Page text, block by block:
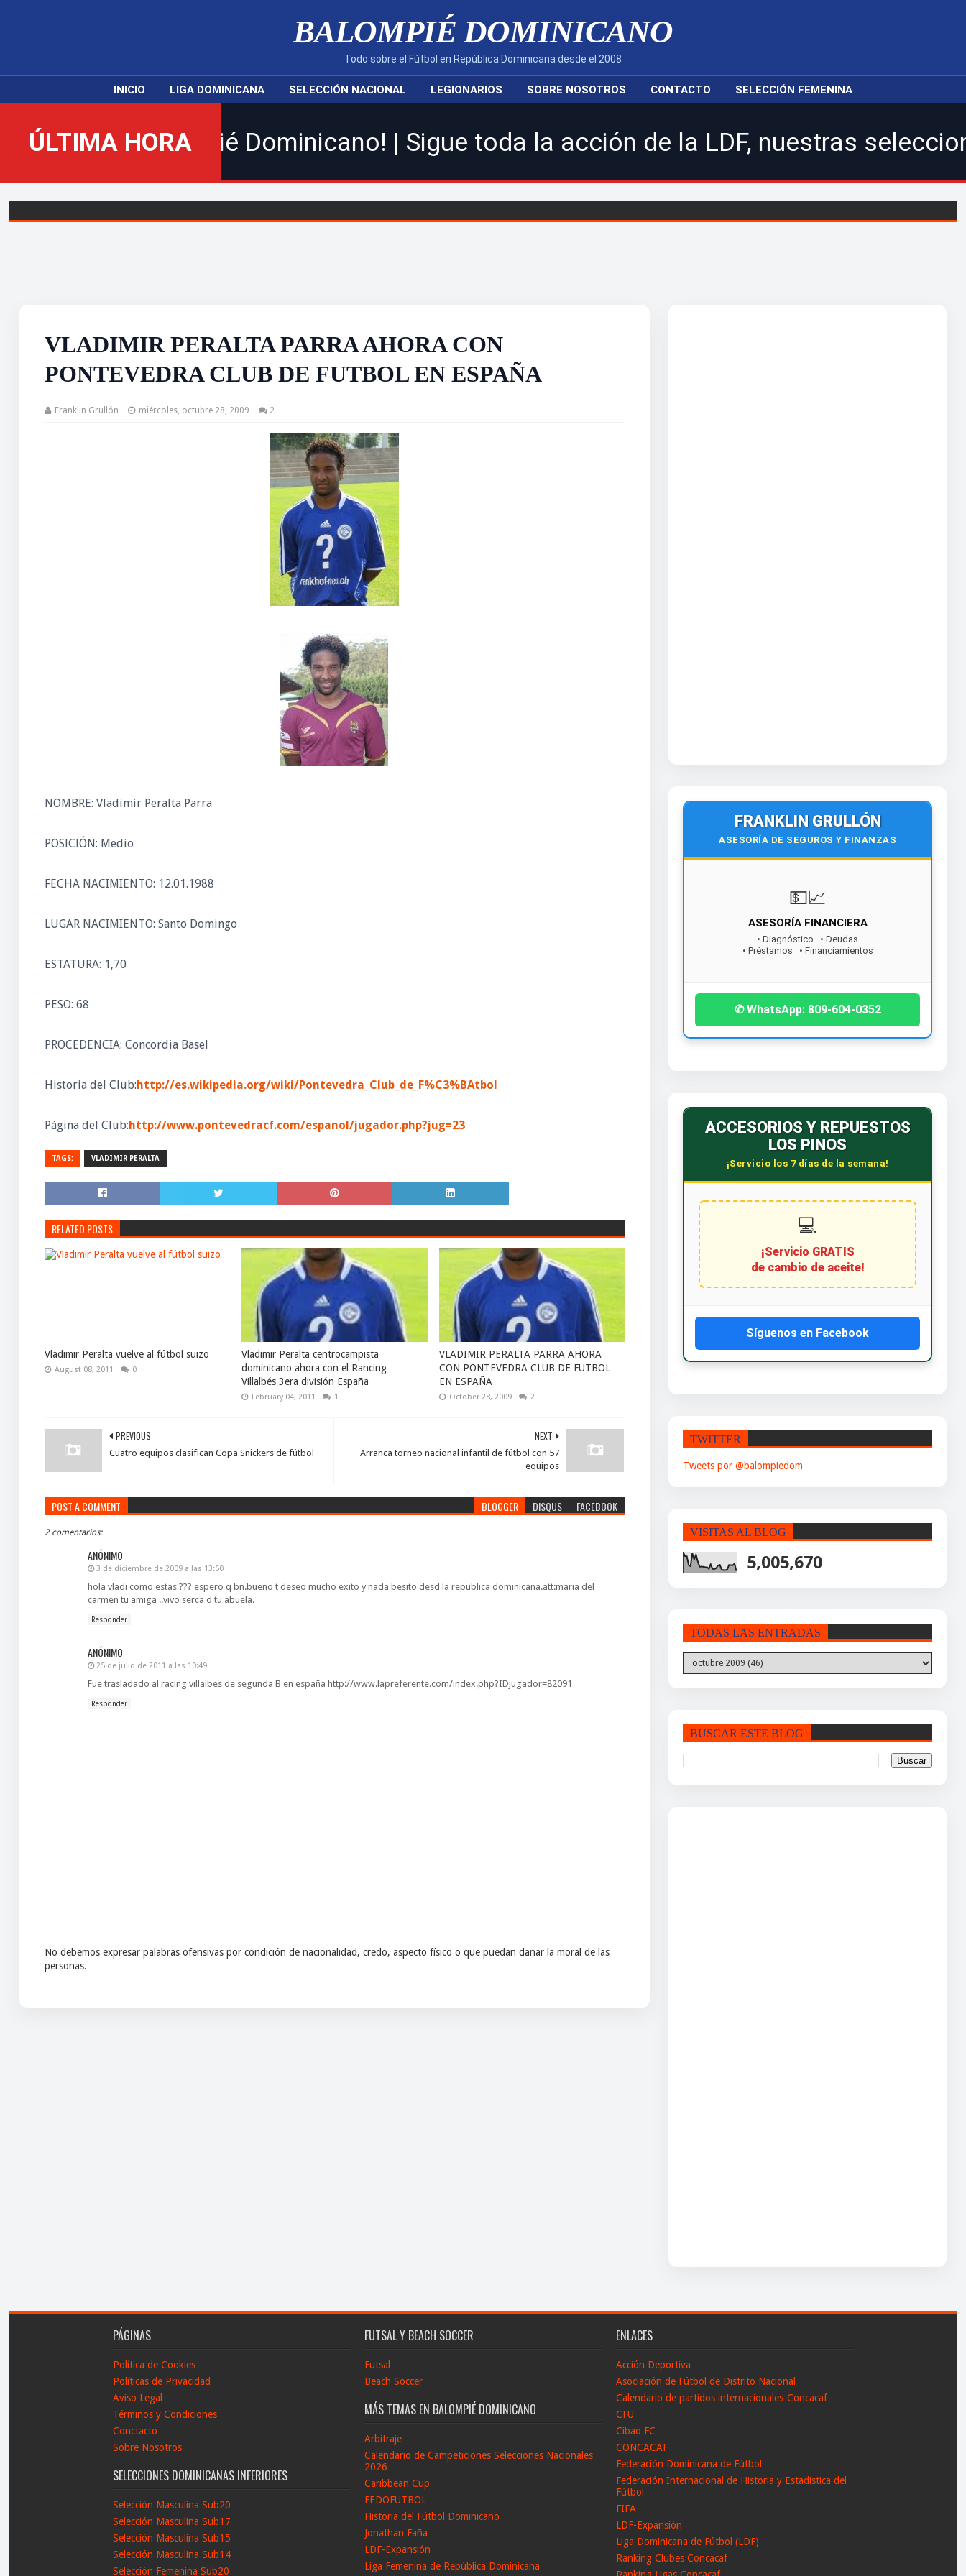
BALOMPIÉ DOMINICANO
Todo sobre el Fútbol en República Dominicana desde el 2008
INICIO LIGA DOMINICANA SELECCIÓN NACIONAL LEGIONARIOS SOBRE NOSOTROS CONTACTO SELECCIÓN FEMENINA
ÚLTIMA HORA
Balompié Dominicano! | Sigue toda la acción de la LDF, nuestras selecciones
VLADIMIR PERALTA PARRA AHORA CON
PONTEVEDRA CLUB DE FUTBOL EN ESPAÑA
Franklin Grullón miércoles, octubre 28, 2009 2
NOMBRE: Vladimir Peralta Parra
POSICIÓN: Medio
FECHA NACIMIENTO: 12.01.1988
LUGAR NACIMIENTO: Santo Domingo
ESTATURA: 1,70
PESO: 68
PROCEDENCIA: Concordia Basel
Historia del Club:http://es.wikipedia.org/wiki/Pontevedra_Club_de_F%C3%BAtbol
Página del Club:http://www.pontevedracf.com/espanol/jugador.php?jug=23
TAGS: VLADIMIR PERALTA
RELATED POSTS
Vladimir Peralta vuelve al fútbol suizo
August 08, 2011 0
Vladimir Peralta centrocampista
dominicano ahora con el Rancing
Villalbés 3era división España
February 04, 2011 1
VLADIMIR PERALTA PARRA AHORA
CON PONTEVEDRA CLUB DE FUTBOL
EN ESPAÑA
October 28, 2009 2
NEXT
Arranca torneo nacional infantil de fútbol con 57
equipos
PREVIOUS
Cuatro equipos clasifican Copa Snickers de fútbol
POST A COMMENT BLOGGER DISQUS FACEBOOK
2 comentarios:
ANÓNIMO
3 de diciembre de 2009 a las 13:50
hola vladi como estas ??? espero q bn.bueno t deseo mucho exito y nada besito desd la republica dominicana.att:maria del
carmen tu amiga ..vivo serca d tu abuela.
Responder
ANÓNIMO
25 de julio de 2011 a las 10:49
Fue trasladado al racing villalbes de segunda B en españa http://www.lapreferente.com/index.php?IDjugador=82091
Responder
No debemos expresar palabras ofensivas por condición de nacionalidad, credo, aspecto físico o que puedan dañar la moral de las
personas.
FRANKLIN GRULLÓN
ASESORÍA DE SEGUROS Y FINANZAS
• Diagnóstico • Deudas
• Préstamos • Financiamientos
¡Contáctanos hoy!
✆ WhatsApp: 809-604-0352
ACCESORIOS Y REPUESTOS
LOS PINOS
¡Servicio los 7 días de la semana!
💻
de cambio de aceite!
Síguenos en Facebook
TWITTER
Tweets por @balompiedom
VISITAS AL BLOG
5,005,670
TODAS LAS ENTRADAS
BUSCAR ESTE BLOG
PÁGINAS
Política de Cookies
Políticas de Privacidad
Aviso Legal
Términos y Condiciones
Conctacto
Sobre Nosotros
SELECCIONES DOMINICANAS INFERIORES
Selección Masculina Sub20
Selección Masculina Sub17
Selección Masculina Sub15
Selección Masculina Sub14
Selección Femenina Sub20
FUTSAL Y BEACH SOCCER
Futsal
Beach Soccer
MÁS TEMAS EN BALOMPIÉ DOMINICANO
Arbitraje
Calendario de Campeticiones Selecciones Nacionales
2026
Caribbean Cup
FEDOFUTBOL
Historia del Fútbol Dominicano
Jonathan Faña
LDF-Expansión
Liga Femenina de República Dominicana
ENLACES
Acción Deportiva
Asociación de Fútbol de Distrito Nacional
Calendario de partidos internacionales-Concacaf
CFU
Cibao FC
CONCACAF
Federación Dominicana de Fútbol
Federación Internacional de Historia y Estadistica del
Fútbol
FIFA
LDF-Expansión
Liga Dominicana de Fútbol (LDF)
Ranking Clubes Concacaf